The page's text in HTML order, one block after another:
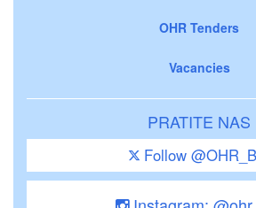
OHR Tenders
Vacancies
PRATITE NAS
Follow